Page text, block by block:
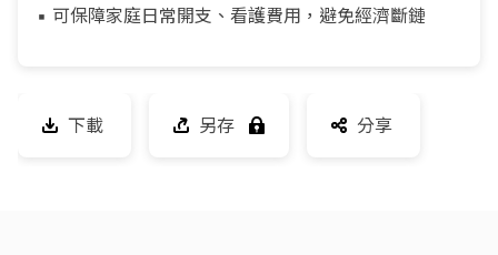
▪ 可保障家庭日常開支、看護費用，避免經濟斷鏈
下載 另存 分享